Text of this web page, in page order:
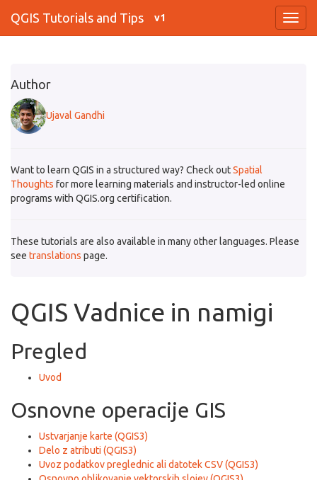
QGIS Tutorials and Tips v1
Author
Ujaval Gandhi
Want to learn QGIS in a structured way? Check outSpatial
Thoughts for more learning materials and instructor-led online
programs with QGIS.org certification.
These tutorials are also available in many other languages. Please
see translations page.
QGIS Vadnice in namigi
Pregled
Uvod
Osnovne operacije GIS
Ustvarjanje karte (QGIS3)
Delo z atributi (QGIS3)
Uvoz podatkov preglednic ali datotek CSV (QGIS3)